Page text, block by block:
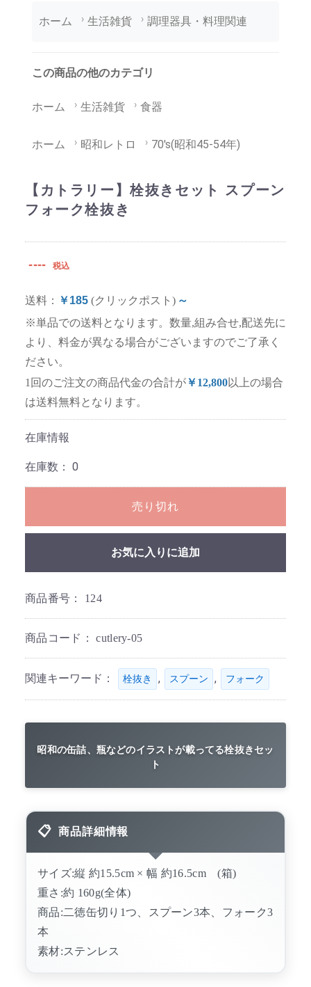
ホーム 生活雑貨 調理器具・料理関連
この商品の他のカテゴリ
ホーム 生活雑貨 食器
ホーム 昭和レトロ 70's(昭和45-54年)
【カトラリー】栓抜きセット スプーン
フォーク栓抜き
---- 税込
送料： ￥185 (クリックポスト) ～
※単品での送料となります。数量,組み合せ,配送先に
より、料金が異なる場合がございますのでご了承く
ださい。
1回のご注文の商品代金の合計が￥12,800以上の場合
は送料無料となります。
在庫情報
在庫数： 0
売り切れ
お気に入りに追加
商品番号： 124
商品コード：cutlery-05
関連キーワード： 栓抜き , スプーン , フォーク
昭和の缶詰、瓶などのイラストが載ってる栓抜きセッ
ト
商品詳細情報
サイズ:縦 約15.5cm × 幅 約16.5cm (箱)
重さ:約 160g(全体)
商品:二徳缶切り1つ、スプーン3本、フォーク3
本
素材:ステンレス